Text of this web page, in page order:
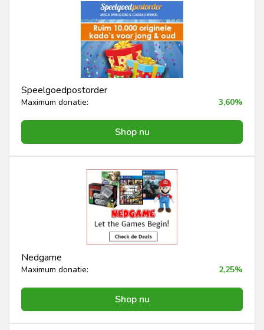
Speelgoedpostorder
Maximum donatie: 3,60%
Shop nu
Nedgame
Maximum donatie: 2,25%
Shop nu